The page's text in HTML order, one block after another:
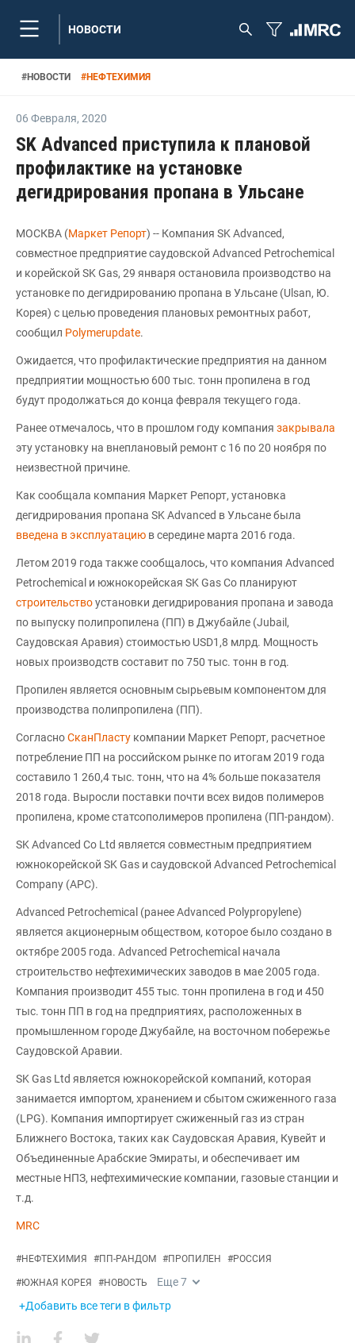
НОВОСТИ
#НОВОСТИ #НЕФТЕХИМИЯ
06 Февраля, 2020
SK Advanced приступила к плановой
профилактике на установке
дегидрирования пропана в Ульсане
МОСКВА (Маркет Репорт) -- Компания SK Advanced,
совместное предприятие саудовской Advanced Petrochemical
и корейской SK Gas, 29 января остановила производство на
установке по дегидрированию пропана в Ульсане (Ulsan, Ю.
Корея) с целью проведения плановых ремонтных работ,
сообщил Polymerupdate.
Ожидается, что профилактические предприятия на данном
предприятии мощностью 600 тыс. тонн пропилена в год
будут продолжаться до конца февраля текущего года.
Ранее отмечалось, что в прошлом году компания закрывала
эту установку на внеплановый ремонт с 16 по 20 ноября по
неизвестной причине.
Как сообщала компания Маркет Репорт, установка
дегидрирования пропана SK Advanced в Ульсане была
введена в эксплуатацию в середине марта 2016 года.
Летом 2019 года также сообщалось, что компания Advanced
Petrochemical и южнокорейская SK Gas Co планируют
строительствоустановки дегидрирования пропана и завода
по выпуску полипропилена (ПП) в Джубайле (Jubail,
Саудовская Аравия) стоимостью USD1,8 млрд. Мощность
новых производств составит по 750 тыс. тонн в год.
Пропилен является основным сырьевым компонентом для
производства полипропилена (ПП).
СогласноСканПласту компании Маркет Репорт, расчетное
потребление ПП на российском рынке по итогам 2019 года
составило 1 260,4 тыс. тонн, что на 4% больше показателя
2018 года. Выросли поставки почти всех видов полимеров
пропилена, кроме статсополимеров пропилена (ПП-рандом).
SK Advanced Co Ltd является совместным предприятием
южнокорейской SK Gas и саудовской Advanced Petrochemical
Company (APC).
Advanced Petrochemical (ранее Advanced Polypropylene)
является акционерным обществом, которое было создано в
октябре 2005 года. Advanced Petrochemical начала
строительство нефтехимических заводов в мае 2005 года.
Компания производит 455 тыс. тонн пропилена в год и 450
тыс. тонн ПП в год на предприятиях, расположенных в
промышленном городе Джубайле, на восточном побережье
Саудовской Аравии.
SK Gas Ltd является южнокорейской компаний, которая
занимается импортом, хранением и сбытом сжиженного газа
(LPG). Компания импортирует сжиженный газ из стран
Ближнего Востока, таких как Саудовская Аравия, Кувейт и
Объединенные Арабские Эмираты, и обеспечивает им
местные НПЗ, нефтехимические компании, газовые станции и
т.д.
MRC
#НЕФТЕХИМИЯ #ПП-РАНДОМ #ПРОПИЛЕН #РОССИЯ
#ЮЖНАЯ КОРЕЯ #НОВОСТЬ Еще7
+Добавить все теги в фильтр